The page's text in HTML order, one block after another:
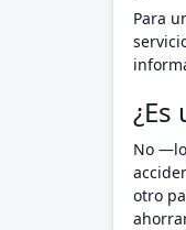
Para
No
otro